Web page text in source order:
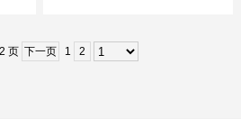
页 下一页 1 2